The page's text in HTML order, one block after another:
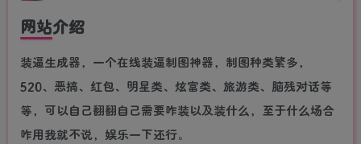
网站介绍
装逼生成器，一个在线装逼制图神器，制图种类繁多，
520、恶搞、红包、明星类、炫富类、旅游类、脑残对话等
等，可以自己翻翻自己需要咋装以及装什么，至于什么场合
咋用我就不说，娱乐一下还行。